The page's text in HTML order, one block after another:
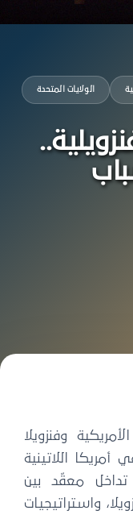
الولايات المتحدة
وفنزويلا
أمريكا اللاتينية
تداخل معقّد بين
واستراتيجيات